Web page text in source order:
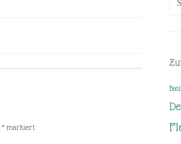
*markiert